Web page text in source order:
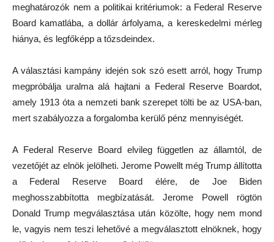
meghatározók nem a politikai kritériumok: a Federal Reserve
Board kamatlába, a dollár árfolyama, a kereskedelmi mérleg
hiánya, és legfőképp a tőzsdeindex.
A választási kampány idején sok szó esett arról, hogy Trump
megpróbálja uralma alá hajtani a Federal Reserve Boardot,
amely 1913 óta a nemzeti bank szerepet tölti be az USA-ban,
mert szabályozza a forgalomba kerülő pénz mennyiségét.
A Federal Reserve Board elvileg független az államtól, de
vezetőjét az elnök jelölheti. Jerome Powellt még Trump állította
a Federal Reserve Board élére, de Joe Biden
meghosszabbította megbízatását. Jerome Powell rögtön
Donald Trump megválasztása után közölte, hogy nem mond
le, vagyis nem teszi lehetővé a megválasztott elnöknek, hogy